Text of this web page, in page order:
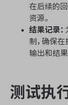
在后续的
资源。
结果记录：
制，确保
输出和结果
测试执